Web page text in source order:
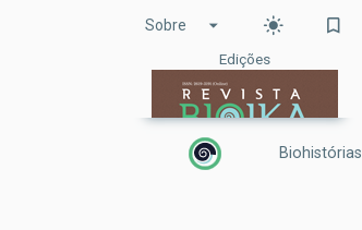
arrow_drop_down
Sobre light_mode bookmark_border
Edições
Biohistórias